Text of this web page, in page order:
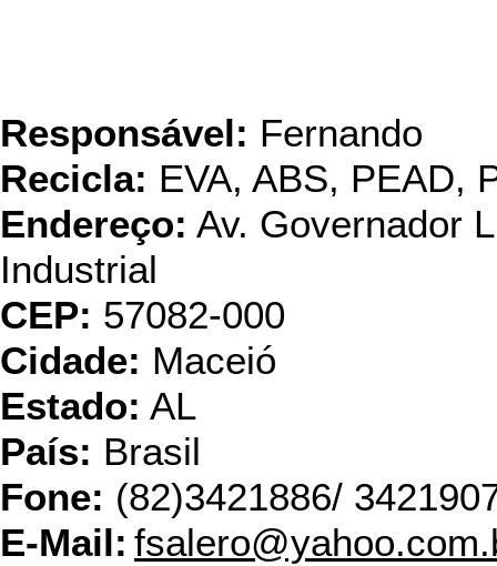
Responsável: Fernando
Recicla: EVA, ABS, PEAD,
Endereço: Av. Governador
Industrial
CEP: 57082-000
Cidade: Maceió
Estado: AL
País: Brasil
Fone: (82)3421886/
E-Mail: